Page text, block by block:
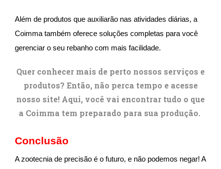
Além de produtos que auxiliarão nas atividades diárias, a
Coimma também oferece soluções completas para você
gerenciar o seu rebanho com mais facilidade.
Quer conhecer mais de perto nossos serviços e
produtos? Então, não perca tempo e acesse
nosso site! Aqui, você vai encontrar tudo o que
a Coimma tem preparado para sua produção.
Conclusão
A zootecnia de precisão é o futuro, e não podemos negar! A